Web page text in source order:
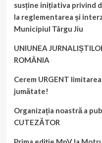
susține inițiativa privind
la reglementarea și
Municipiul Târgu Jiu
UNIUNEA
ROMÂNIA
Cerem URGENT
jumătate!
Organizația noastră a
CUTEZĂTOR